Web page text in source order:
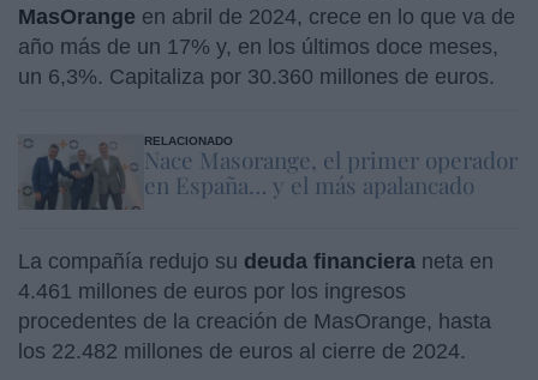
MasOrange en abril de 2024, crece en lo que va de
año más de un 17% y, en los últimos doce meses,
un 6,3%. Capitaliza por 30.360 millones de euros.
RELACIONADO
Nace Masorange, el primer operador
en España… y el más apalancado
La compañía redujo su deuda financiera neta en
4.461 millones de euros por los ingresos
procedentes de la creación de MasOrange, hasta
los 22.482 millones de euros al cierre de 2024.